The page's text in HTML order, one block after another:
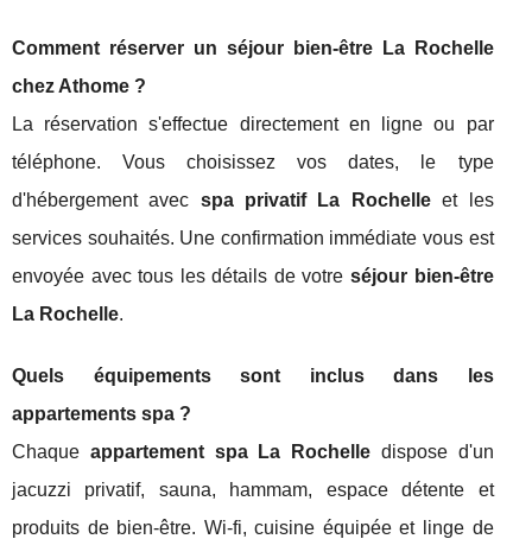
Comment réserver un séjour bien-être La Rochelle
chez Athome ?
La réservation s'effectue directement en ligne ou par
téléphone. Vous choisissez vos dates, le type
d'hébergement avec spa privatif La Rochelleet les
services souhaités. Une confirmation immédiate vous est
envoyée avec tous les détails de votreséjour bien-être
La Rochelle.
Quels équipements sont inclus dans les
appartements spa ?
Chaque appartement spa La Rochelle dispose d'un
jacuzzi privatif, sauna, hammam, espace détente et
produits de bien-être. Wi-fi, cuisine équipée et linge de